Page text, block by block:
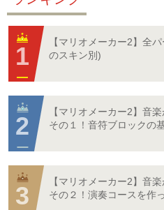
【マリオメーカー2】全
のスキン別)
【マリオメーカー2】音
その１！音符ブロックの
【マリオメーカー2】音
その２！演奏コースを作